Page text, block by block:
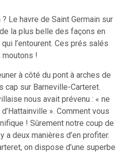
Le havre de Saint Germain sur
la plus belle des façons en
l’entourent. Ces prés salés
!
à côté du pont à arches de
cap sur Barneville-Carteret.
nous avait prévenu : « ne
». Comment vous
! Sûrement notre coup de
deux manières d’en profiter.
on dispose d’une superbe